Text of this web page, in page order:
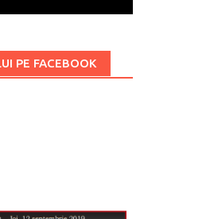
PE FACEBOOK